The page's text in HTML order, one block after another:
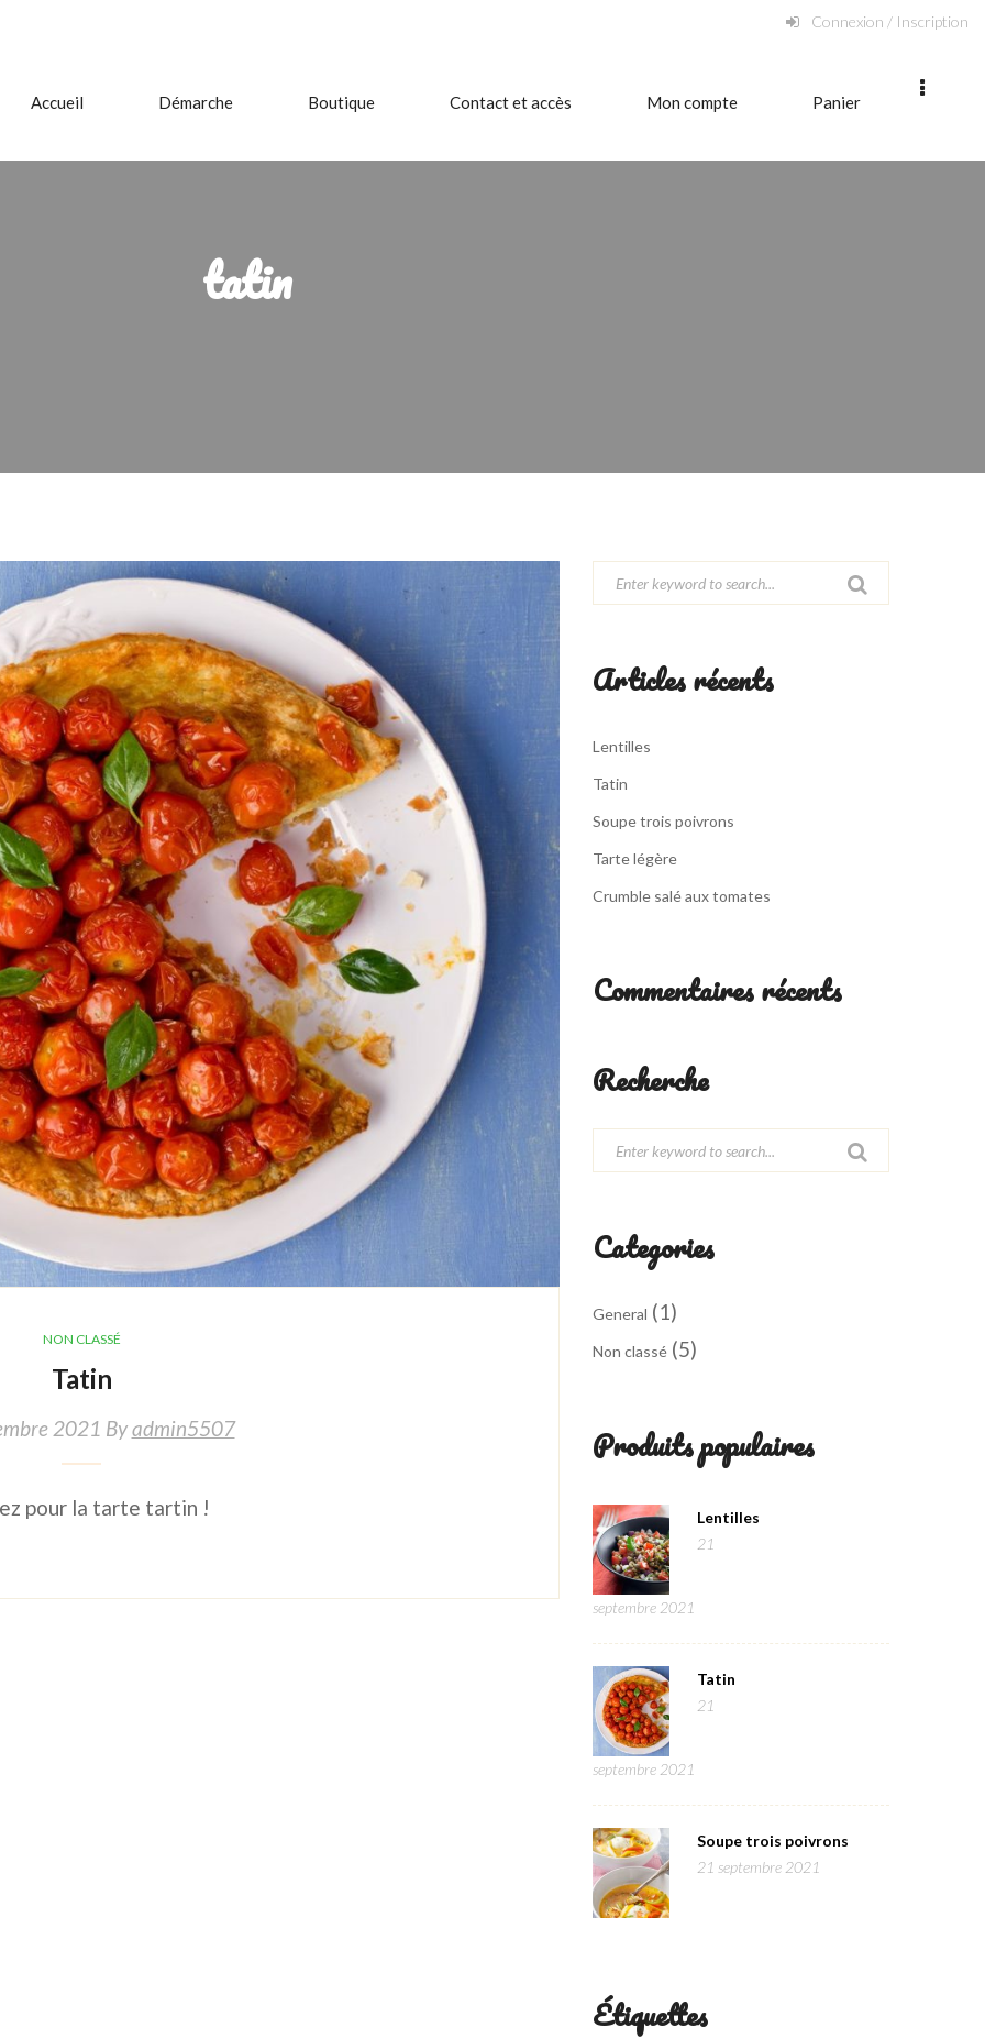
Connexion / Inscription
Accueil Démarche Boutique Contact et accès Mon compte Panier
tatin
NON CLASSÉ
Tatin
2021 Byadmin5507
pour la tarte tartin !
Articles récents
Lentilles
Tatin
Soupe trois poivrons
Tarte légère
Crumble salé aux tomates
Commentaires récents
Recherche
Categories
General (1)
Non classé (5)
Produits populaires
Lentilles
21
septembre 2021
Tatin
21
septembre 2021
Soupe trois poivrons
21 septembre 2021
Étiquettes